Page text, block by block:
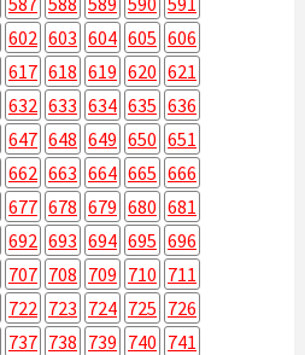
602 603 604 605 606
617 618 619 620 621
632 633 634 635 636
647 648 649 650 651
662 663 664 665 666
677 678 679 680 681
692 693 694 695 696
707 708 709 710 711
722 723 724 725 726
737 738 739 740 741